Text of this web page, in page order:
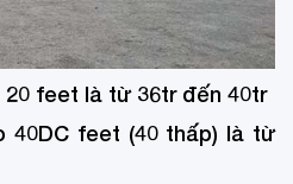
feet là từ 36tr đến 40tr
40DC feet (40 thấp) là từ